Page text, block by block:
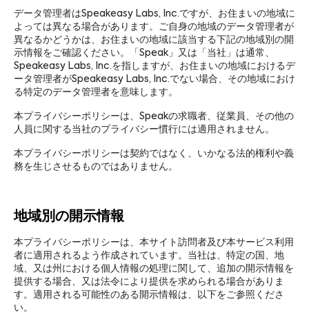
データ管理者はSpeakeasy Labs, Inc.ですが、お住まいの地域に
よっては異なる場合があります。ご自身の地域のデータ管理者が
異なるかどうかは、お住まいの地域に該当する下記の地域別の開
示情報をご確認ください。「Speak」又は「当社」は通常、
Speakeasy Labs, Inc.を指しますが、お住まいの地域におけるデ
ータ管理者がSpeakeasy Labs, Inc.でない場合、その地域におけ
る特定のデータ管理者を意味します。
本プライバシーポリシーは、Speakの求職者、従業員、その他の
人員に関する当社のプライバシー慣行には適用されません。
本プライバシーポリシーは契約ではなく、いかなる法的権利や義
務を生じさせるものではありません。
地域別の開示情報
本プライバシーポリシーは、本サイト訪問者及び本サービス利用
者に適用されるよう作成されています。当社は、特定の国、地
域、又は州における個人情報の処理に関して、追加の開示情報を
提供する場合、又は法令により提供を求められる場合がありま
す。適用される可能性のある開示情報は、以下をご参照くださ
い。